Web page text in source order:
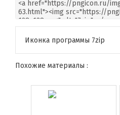
Иконка программы 7zip
Похожие материалы :